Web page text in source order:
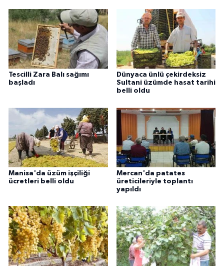
Tescilli Zara Balı sağımı
başladı
Dünyaca ünlü çekirdeksiz
Sultani üzümde hasat tarihi
belli oldu
Manisa'da üzüm işçiliği
ücretleri belli oldu
Mercan'da patates
üreticileriyle toplantı
yapıldı